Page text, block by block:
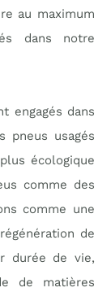
au maximum
dans notre
engagés dans
pneus usagés
écologique
comme des
comme une
de
durée de vie,
de matières